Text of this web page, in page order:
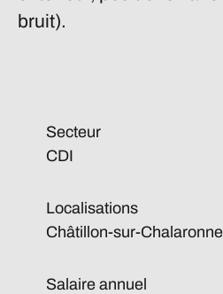
bruit).
Secteur
CDI
Localisations
Châtillon-sur-Chalaronne
Salaire annuel